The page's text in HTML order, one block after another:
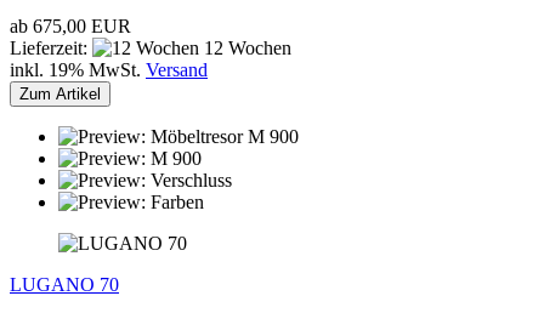
ab 675,00 EUR
Lieferzeit:
12 Wochen
inkl. 19% MwSt. Versand
Zum Artikel
LUGANO 70